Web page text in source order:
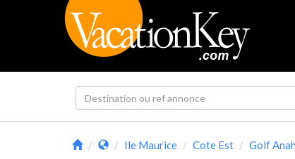
Ile Maurice Cote Est Golf